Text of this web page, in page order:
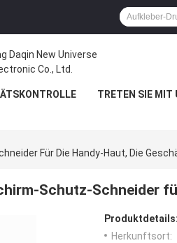
TRETEN SIE MIT
Für Die Handy-Haut, Die
Schutz-Schneider
Produktdetails:
Herkunftsort: